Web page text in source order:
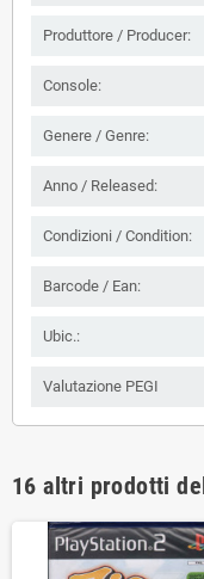
Produttore / Producer:
Console:
Genere / Genre:
Anno / Released:
Condizioni / Condition:
Barcode / Ean:
Ubic.:
Valutazione PEGI
16 altri prodotti